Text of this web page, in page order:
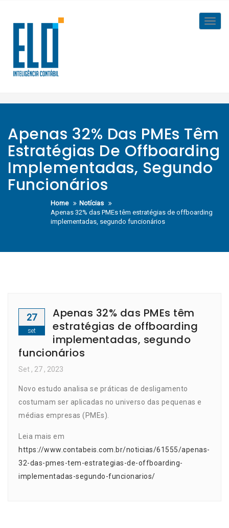
content
Apenas 32% Das PMEs Têm
Estratégias De Offboarding
Implementadas, Segundo
Funcionários
Home
Notícias
Apenas 32% das PMEs têm estratégias de offboarding
implementadas, segundo funcionários
27
set
Apenas 32% das PMEs têm
estratégias de offboarding
implementadas, segundo
funcionários
Set , 27 , 2023
Novo estudo analisa se práticas de desligamento
costumam ser aplicadas no universo das pequenas e
médias empresas (PMEs).
Leia mais em
https://www.contabeis.com.br/noticias/61555/apenas-
32-das-pmes-tem-estrategias-de-offboarding-
implementadas-segundo-funcionarios/